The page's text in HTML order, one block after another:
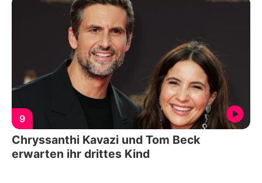
9
Chryssanthi Kavazi und Tom Beck
erwarten ihr drittes Kind